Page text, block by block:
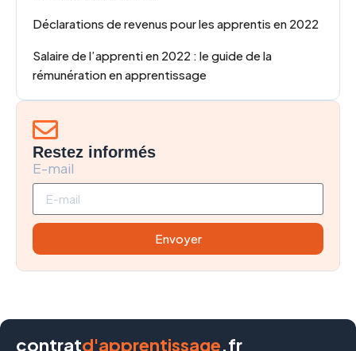
Déclarations de revenus pour les apprentis en 2022
Salaire de l’apprenti en 2022 : le guide de la
rémunération en apprentissage
Restez informés
E-mail
Envoyer
contratd'apprentissage.fr